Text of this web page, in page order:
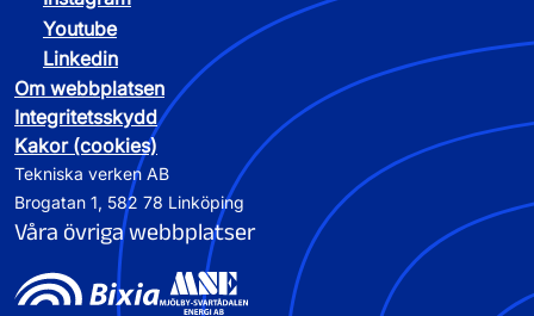
Youtube
Linkedin
Om webbplatsen
Integritetsskydd
Kakor (cookies)
Tekniska verken AB
Brogatan 1, 582 78 Linköping
Våra övriga webbplatser